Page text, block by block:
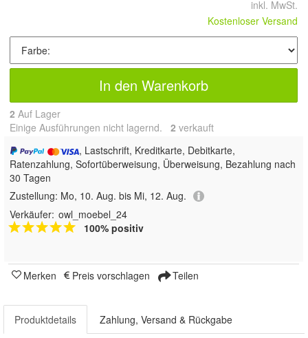
inkl. MwSt.
Kostenloser Versand
In den Warenkorb
2 Auf Lager
Einige Ausführungen nicht lagernd. 2 verkauft
, Lastschrift, Kreditkarte, Debitkarte,
Ratenzahlung, Sofortüberweisung, Überweisung, Bezahlung nach
30 Tagen
Zustellung: Mo, 10. Aug. bis Mi, 12. Aug.
Verkäufer: owl_moebel_24
100% positiv
Merken Preis vorschlagen Teilen
Produktdetails Zahlung, Versand & Rückgabe